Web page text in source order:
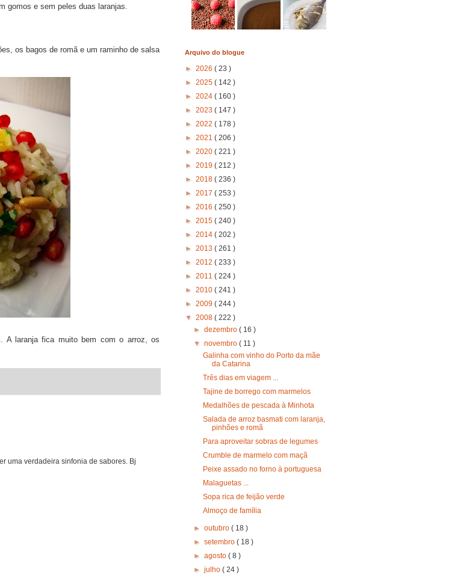
gomos e sem peles duas laranjas.
os bagos de romã e um raminho de salsa
A laranja fica muito bem com o arroz, os
uma verdadeira sinfonia de sabores. Bj
Arquivo do blogue
► 2026 ( 23 )
► 2025 ( 142 )
► 2024 ( 160 )
► 2023 ( 147 )
► 2022 ( 178 )
► 2021 ( 206 )
► 2020 ( 221 )
► 2019 ( 212 )
► 2018 ( 236 )
► 2017 ( 253 )
► 2016 ( 250 )
► 2015 ( 240 )
► 2014 ( 202 )
► 2013 ( 261 )
► 2012 ( 233 )
► 2011 ( 224 )
► 2010 ( 241 )
► 2009 ( 244 )
▼ 2008 ( 222 )
►dezembro( 16 )
▼novembro( 11 )
Galinha com vinho do Porto da mãe
da Catarina
Três dias em viagem ...
Tajine de borrego com marmelos
Medalhões de pescada à Minhota
Salada de arroz basmati com laranja,
pinhões e romã
Para aproveitar sobras de legumes
Crumble de marmelo com maçã
Peixe assado no forno à portuguesa
Malaguetas ...
Sopa rica de feijão verde
Almoço de família
►outubro( 18 )
►setembro( 18 )
►agosto( 8 )
►julho( 24 )